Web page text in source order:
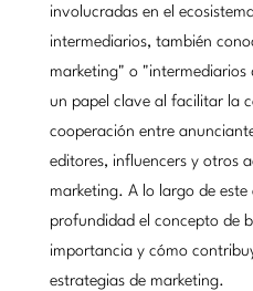
involucradas en el
intermediarios, también
marketing" o "intermediarios
un papel clave al facilitar la
cooperación entre
editores, influencers y otros
marketing. A lo largo de
profundidad el concepto de
importancia y cómo
estrategias de marketing.